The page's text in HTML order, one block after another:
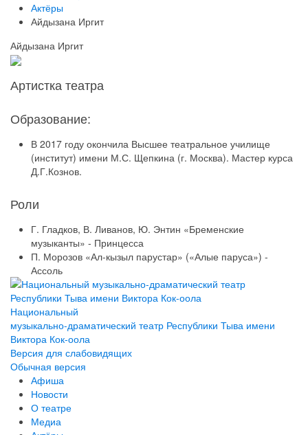
Актёры
Айдызана Иргит
Айдызана Иргит
Артистка театра
Образование:
В 2017 году окончила Высшее театральное училище
(институт) имени М.С. Щепкина (г. Москва). Мастер курса
Д.Г.Кознов.
Роли
Г. Гладков, В. Ливанов, Ю. Энтин «Бременские
музыканты» - Принцесса
П. Морозов «Ал-кызыл парустар» («Алые паруса») -
Ассоль
Национальный
музыкально-драматический театр Республики Тыва имени
Виктора Кок-оола
Версия для слабовидящих
Обычная версия
Афиша
Новости
О театре
Медиа